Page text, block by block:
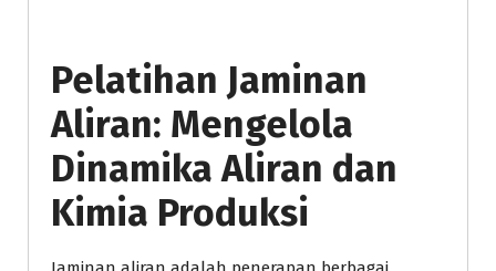
Pelatihan Jaminan
Aliran: Mengelola
Dinamika Aliran dan
Kimia Produksi